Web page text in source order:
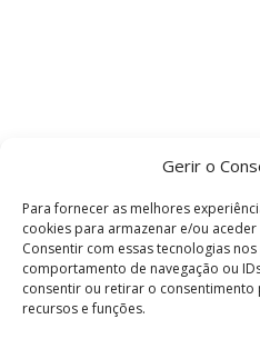
Gerir o
Para fornecer as melhores
cookies para armazenar e/ou
Consentir com essas tecnologias
comportamento de navegação ou
consentir ou retirar o
recursos e funções.